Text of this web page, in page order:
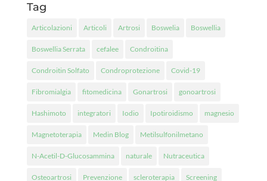
Tag
Articolazioni Articoli Artrosi Boswelia Boswellia
Boswellia Serrata cefalee Condroitina
Condroitin Solfato Condroprotezione Covid-19
Fibromialgia fitomedicina Gonartrosi gonoartrosi
Hashimoto integratori Iodio Ipotiroidismo magnesio
Magnetoterapia Medin Blog Metilsulfonilmetano
N-Acetil-D-Glucosammina naturale Nutraceutica
Osteoartrosi Prevenzione scleroterapia Screening